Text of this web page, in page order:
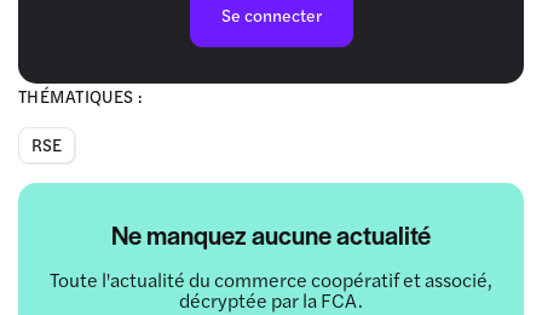
THÉMATIQUES :
RSE
Ne manquez aucune actualité
Toute l'actualité du commerce coopératif et associé,
décryptée par la FCA.
Se connecter